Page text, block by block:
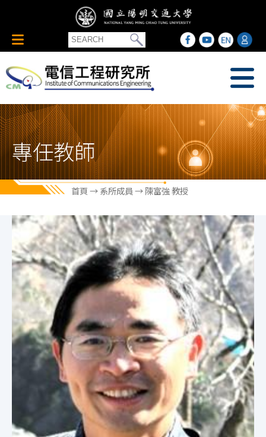
專任教師
首頁→系所成員→ 陳富強 教授